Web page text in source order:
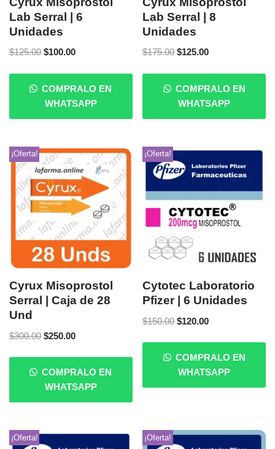
Lab Serral | 6
Unidades
$125.00 $100.00
COMPRALO EN
WHATSAPP
Lab Serral | 8
Unidades
$175.00 $125.00
COMPRALO EN
WHATSAPP
¡Oferta!
Cyrux Misoprostol
Serral | Caja de 28
Und
$300.00 $250.00
COMPRALO EN
WHATSAPP
¡Oferta!
Cytotec Laboratorio
Pfizer | 6 Unidades
$150.00 $120.00
COMPRALO EN
WHATSAPP
¡Oferta! ¡Oferta!